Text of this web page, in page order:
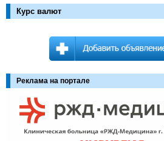
Курс валют
Реклама на портале